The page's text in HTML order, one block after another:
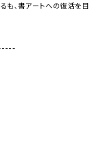
も、書アートへの復活を目